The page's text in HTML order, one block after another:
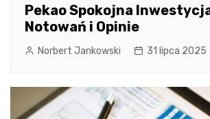
Pekao Spokojna
Notowań i Opinie
Norbert Jankowski 31 lipca 2025